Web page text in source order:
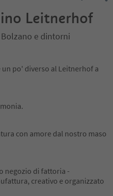
Leitnerhof
Bolzano e dintorni
po' diverso al Leitnerhof a
con amore dal nostro maso
negozio di fattoria -
creativo e organizzato